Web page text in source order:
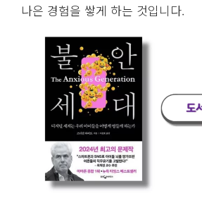
나은 경험을 쌓게 하는 것입니다.